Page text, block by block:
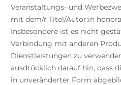
Veranstaltungs- und
mit dem/r Titel/Autor:in
Insbesondere ist es nicht
Verbindung mit anderen
Dienstleistungen zu
ausdrücklich darauf hin, dass
in unveränderter Form